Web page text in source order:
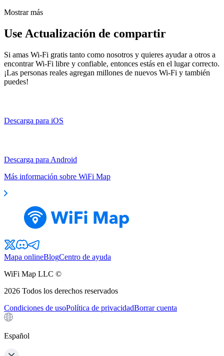
Mostrar más
Use Actualización de compartir
Si amas Wi-Fi gratis tanto como nosotros y quieres ayudar a otros a
encontrar Wi-Fi libre y confiable, entonces estás en el lugar correcto.
¡Las personas reales agregan millones de nuevos Wi-Fi y también
puedes!
Descarga para iOS
Descarga para Android
Más información sobre WiFi Map
Mapa onlineBlogCentro de ayuda
WiFi Map LLC ©
2026 Todos los derechos reservados
Condiciones de usoPolítica de privacidadBorrar cuenta
Español